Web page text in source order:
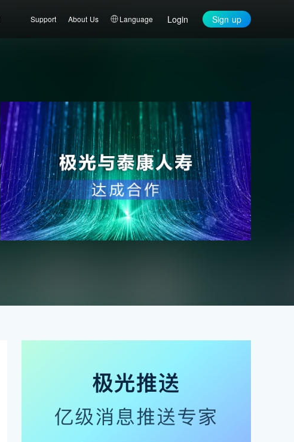
Support About Us Language Login Sign up